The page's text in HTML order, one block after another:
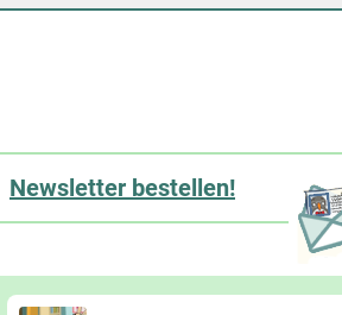
Newsletter bestellen!